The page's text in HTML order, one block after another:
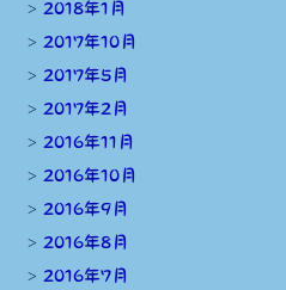
2018年1月
2017年10月
2017年5月
2017年2月
2016年11月
2016年10月
2016年9月
2016年8月
2016年7月